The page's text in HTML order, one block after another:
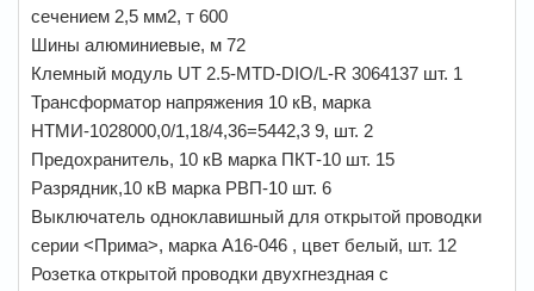
сечением 2,5 мм2, т 600
Шины алюминиевые, м 72
Клемный модуль UT 2.5-MTD-DIO/L-R 3064137 шт. 1
Трансформатор напряжения 10 кВ, марка
НТМИ-1028000,0/1,18/4,36=5442,3 9, шт. 2
Предохранитель, 10 кВ марка ПКТ-10 шт. 15
Разрядник,10 кВ марка РВП-10 шт. 6
Выключатель одноклавишный для открытой проводки
серии <Прима>, марка А16-046 , цвет белый, шт. 12
Розетка открытой проводки двухгнездная с